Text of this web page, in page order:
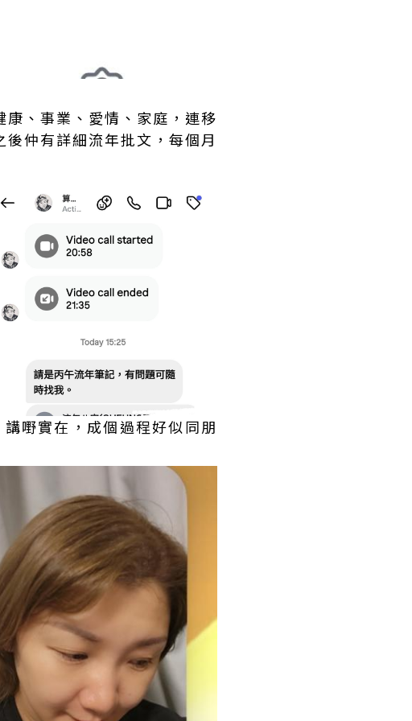
、事業、愛情、家庭，連移
仲有詳細流年批文，每個月
嘢實在，成個過程好似同朋